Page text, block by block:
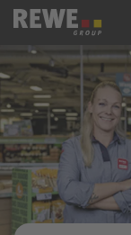
Zum Inhalt